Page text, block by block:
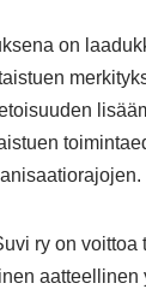
on
ry on voittoa
aatteellinen